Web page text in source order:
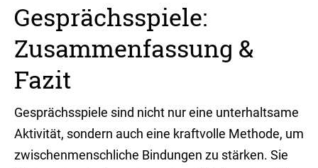
Gesprächsspiele:
Zusammenfassung &
Fazit
Gesprächsspiele sind nicht nur eine unterhaltsame
Aktivität, sondern auch eine kraftvolle Methode, um
zwischenmenschliche Bindungen zu stärken. Sie